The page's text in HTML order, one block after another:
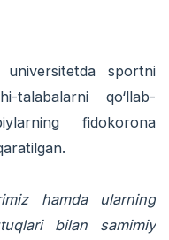
universitetda sportni
talabalarni qo‘llab-
fidokorona
hamda ularning
bilan samimiy